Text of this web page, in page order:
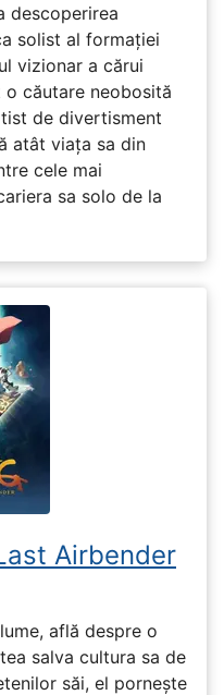
descoperirea
solist al formației
vizionar a cărui
căutare neobosită
de divertisment
atât viața sa din
cele mai
sa solo de la
Airbender
află despre o
salva cultura sa de
săi, el pornește